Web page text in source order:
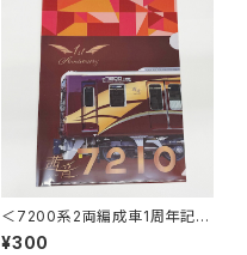
＜7200系2両編成車1周年記念
＞茜音クリアファイル
¥300